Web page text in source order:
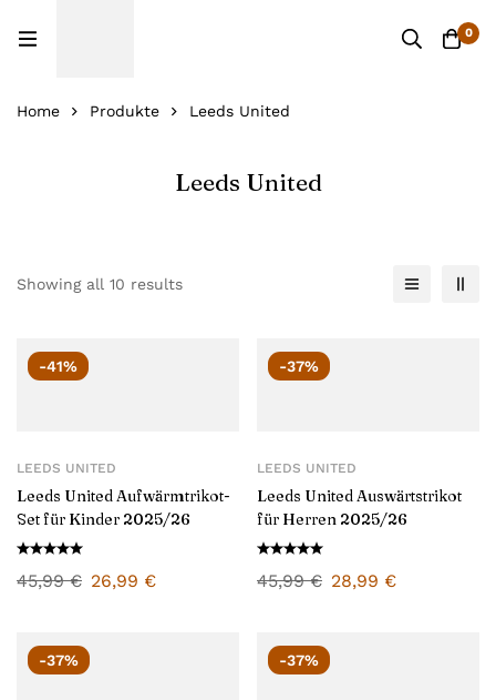
0
Home Produkte Leeds United
Leeds United
Showing all 10 results
-41%
LEEDS UNITED
Leeds United Aufwärmtrikot-
Set für Kinder 2025/26
45,99€ 26,99 €
-37%
LEEDS UNITED
Leeds United Auswärtstrikot
für Herren 2025/26
45,99€ 28,99 €
-37% -37%